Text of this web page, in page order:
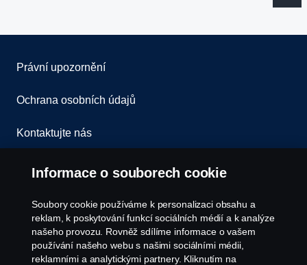
Právní upozornění
Ochrana osobních údajů
Kontaktujte nás
Všeobecné obchodní podmínky
Oznámení porušení předpisů
Zásady Cookies
Informace o souborech cookie
Soubory cookie používáme k personalizaci obsahu a
reklam, k poskytování funkcí sociálních médií a k analýze
našeho provozu. Rovněž sdílíme informace o vašem
používání našeho webu s našimi sociálními médii,
reklamními a analytickými partnery. Kliknutím na